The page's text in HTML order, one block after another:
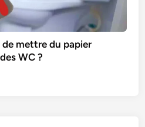
mettre du papier
WC ?